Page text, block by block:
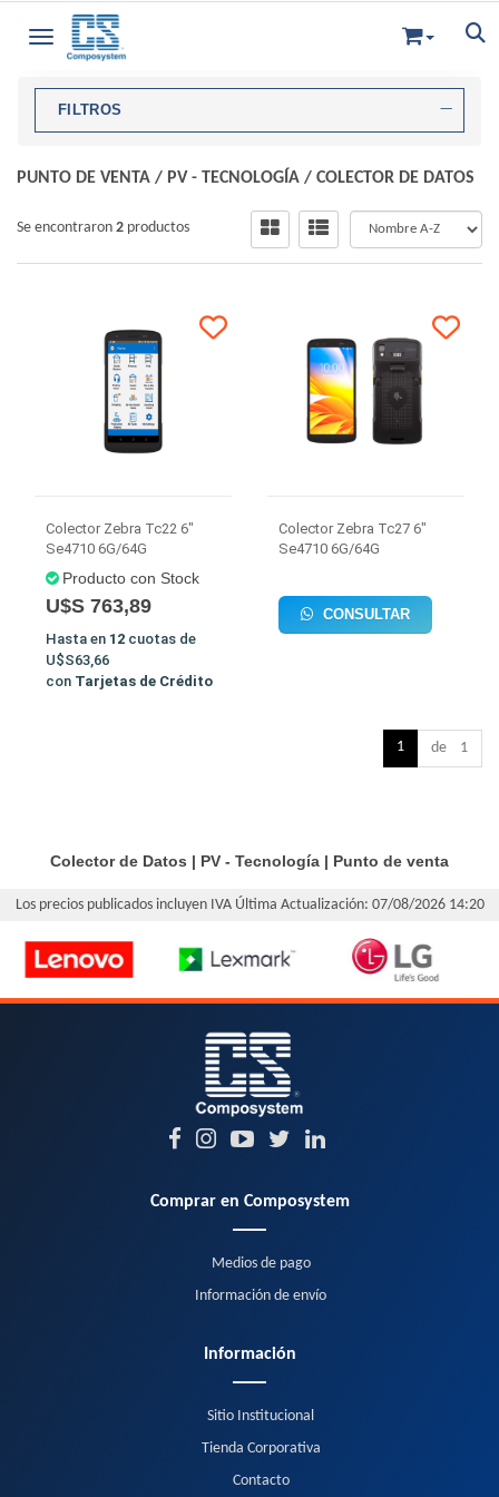
Toggle navigation
FILTROS
PUNTO DE VENTA / PV - TECNOLOGÍA / COLECTOR DE DATOS
Se encontraron 2 productos
Colector Zebra Tc22 6"
Se4710 6G/64G
Producto con Stock
U$S 763,89
Hasta en 12 cuotas de
U$S63,66
con Tarjetas de Crédito
Colector Zebra Tc27 6"
Se4710 6G/64G
CONSULTAR
1 de 1
Colector de Datos | PV - Tecnología | Punto de venta
Los precios publicados incluyen IVA Última Actualización: 07/08/2026 14:20
Comprar en Composystem
Medios de pago
Información de envío
Información
Sitio Institucional
Tienda Corporativa
Contacto